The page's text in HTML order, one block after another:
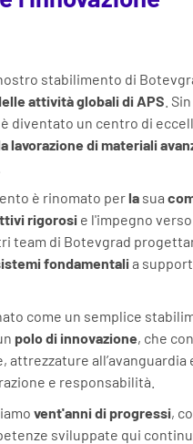
stabilimento di
attività globali di APS .
diventato un centro di
lavorazione di materiali
è rinomato perla sua
rigorosi e l'impegno verso
team di Botevgrad
fondamentalia
come un semplice
polo di innovazione, che
attrezzature all’avanguardia
e responsabilità.
vent'anni di progressi,
sviluppate qui